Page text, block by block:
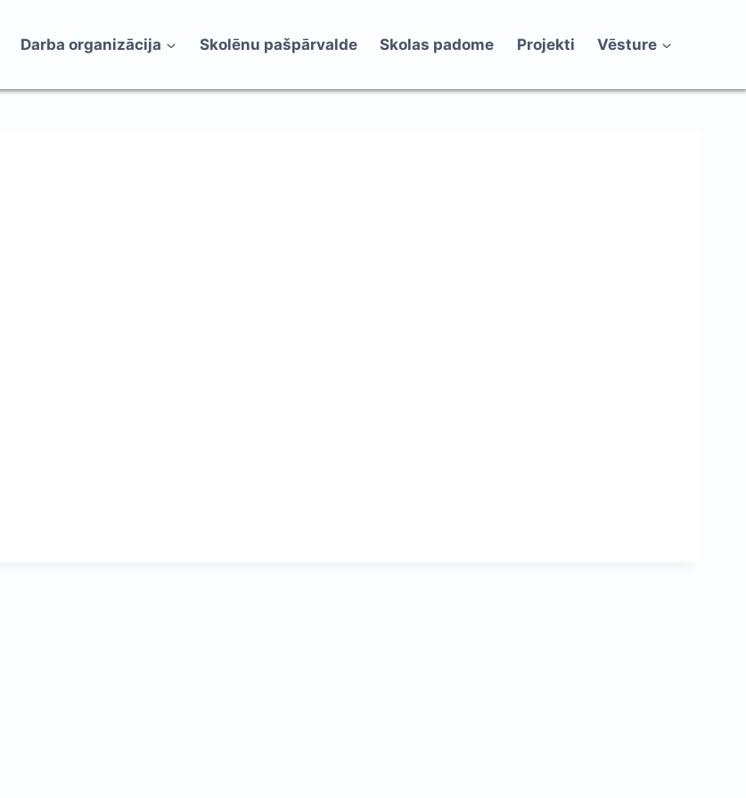
Darba organizācija Skolēnu pašpārvalde Skolas padome Projekti Vēsture